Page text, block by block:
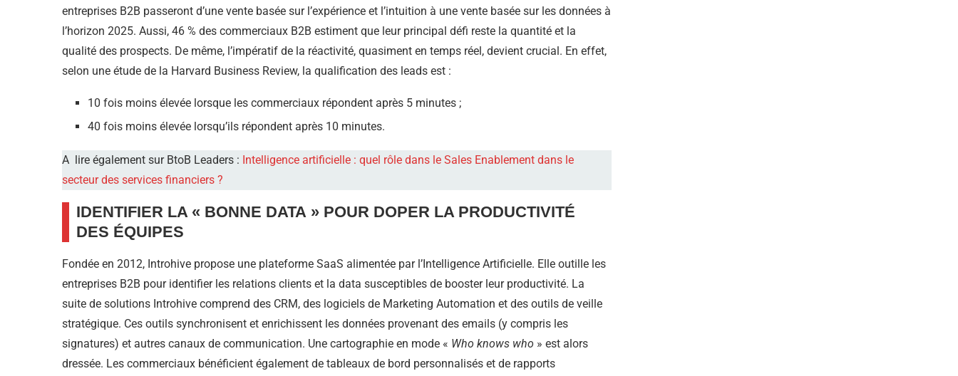
entreprises B2B passeront d’une vente basée sur l’expérience et l’intuition à une vente basée sur les données à
l’horizon 2025. Aussi, 46 % des commerciaux B2B estiment que leur principal défi reste la quantité et la
qualité des prospects. De même, l’impératif de la réactivité, quasiment en temps réel, devient crucial. En effet,
selon une étude de la Harvard Business Review, la qualification des leads est :
10 fois moins élevée lorsque les commerciaux répondent après 5 minutes ;
40 fois moins élevée lorsqu’ils répondent après 10 minutes.
A lire également sur BtoB Leaders : Intelligence artificielle : quel rôle dans le Sales Enablement dans le
secteur des services financiers ?
IDENTIFIER LA « BONNE DATA » POUR DOPER LA PRODUCTIVITÉ
DES ÉQUIPES
Fondée en 2012, Introhive propose une plateforme SaaS alimentée par l’Intelligence Artificielle. Elle outille les
entreprises B2B pour identifier les relations clients et la data susceptibles de booster leur productivité. La
suite de solutions Introhive comprend des CRM, des logiciels de Marketing Automation et des outils de veille
stratégique. Ces outils synchronisent et enrichissent les données provenant des emails (y compris les
signatures) et autres canaux de communication. Une cartographie en mode « Who knows who » est alors
dressée. Les commerciaux bénéficient également de tableaux de bord personnalisés et de rapports